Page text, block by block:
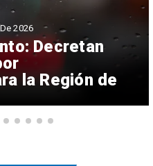
Decretan
la Región de
2026